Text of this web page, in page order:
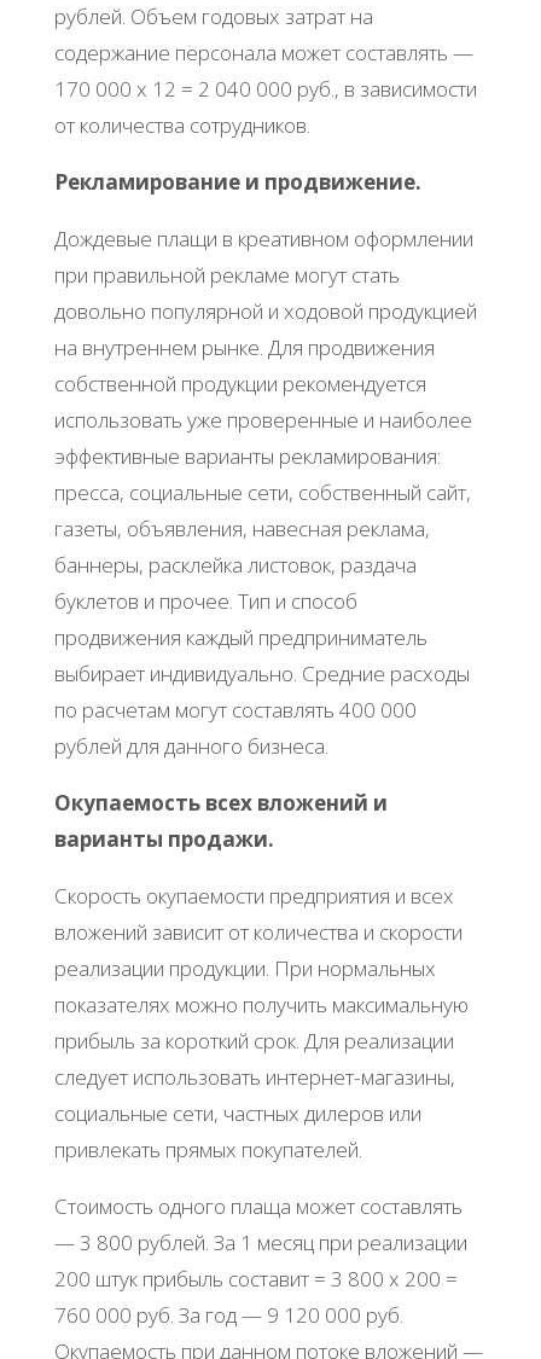
рублей. Объем годовых затрат на
содержание персонала может составлять —
170 000 х 12 = 2 040 000 руб., в зависимости
от количества сотрудников.
Рекламирование и продвижение.
Дождевые плащи в креативном оформлении
при правильной рекламе могут стать
довольно популярной и ходовой продукцией
на внутреннем рынке. Для продвижения
собственной продукции рекомендуется
использовать уже проверенные и наиболее
эффективные варианты рекламирования:
пресса, социальные сети, собственный сайт,
газеты, объявления, навесная реклама,
баннеры, расклейка листовок, раздача
буклетов и прочее. Тип и способ
продвижения каждый предприниматель
выбирает индивидуально. Средние расходы
по расчетам могут составлять 400 000
рублей для данного бизнеса.
Окупаемость всех вложений и
варианты продажи.
Скорость окупаемости предприятия и всех
вложений зависит от количества и скорости
реализации продукции. При нормальных
показателях можно получить максимальную
прибыль за короткий срок. Для реализации
следует использовать интернет-магазины,
социальные сети, частных дилеров или
привлекать прямых покупателей.
Стоимость одного плаща может составлять
— 3 800 рублей. За 1 месяц при реализации
200 штук прибыль составит = 3 800 х 200 =
760 000 руб. За год — 9 120 000 руб.
Окупаемость при данном потоке вложений —